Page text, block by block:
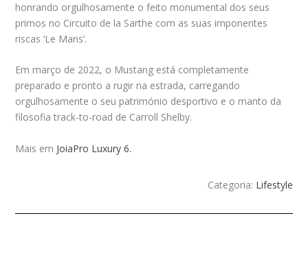
honrando orgulhosamente o feito monumental dos seus
primos no Circuito de la Sarthe com as suas imponentes
riscas ‘Le Mans’.
Em março de 2022, o Mustang está completamente
preparado e pronto a rugir na estrada, carregando
orgulhosamente o seu património desportivo e o manto da
filosofia track-to-road de Carroll Shelby.
Mais em JoiaPro Luxury 6.
Categoria: Lifestyle